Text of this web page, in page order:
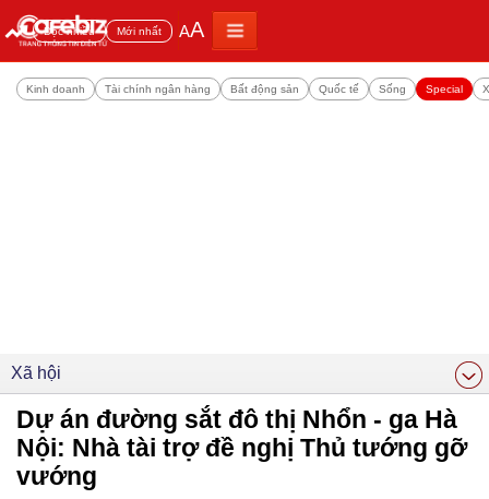
Đọc nhiều Mới nhất AA
Kinh doanh Tài chính ngân hàng Bất động sản Quốc tế Sống Special
Xã hội
Dự án đường sắt đô thị Nhổn - ga Hà
Nội: Nhà tài trợ đề nghị Thủ tướng gỡ
vướng